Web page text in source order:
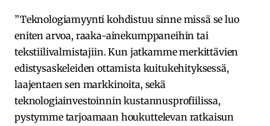
”Teknologiamyynti kohdistuu sinne missä se luo
eniten arvoa, raaka-ainekumppaneihin tai
tekstiilivalmistajiin. Kun jatkamme merkittävien
edistysaskeleiden ottamista kuitukehityksessä,
laajentaen sen markkinoita, sekä
teknologiainvestoinnin kustannusprofiilissa,
pystymme tarjoamaan houkuttelevan ratkaisun